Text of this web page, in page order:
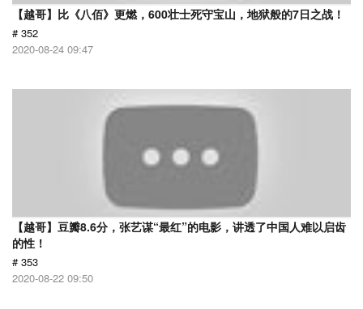
【越哥】比《八佰》更燃，600壮士死守宝山，地狱般的7日之战！
# 352
2020-08-24 09:47
【越哥】豆瓣8.6分，张艺谋“最红”的电影，讲透了中国人难以启齿
的性！
# 353
2020-08-22 09:50